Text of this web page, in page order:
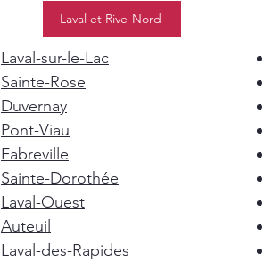
Laval et Rive-Nord
Laval-sur-le-Lac
Sainte-Rose
Duvernay
Pont-Viau
Fabreville
Sainte-Dorothée
Laval-Ouest
Auteuil
Laval-des-Rapides